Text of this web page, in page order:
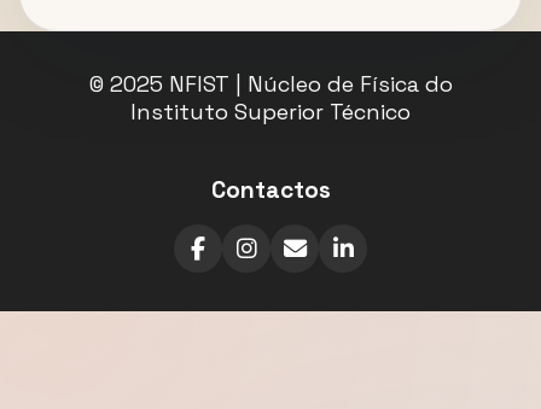
© 2025 NFIST | Núcleo de Física do
Instituto Superior Técnico
Contactos